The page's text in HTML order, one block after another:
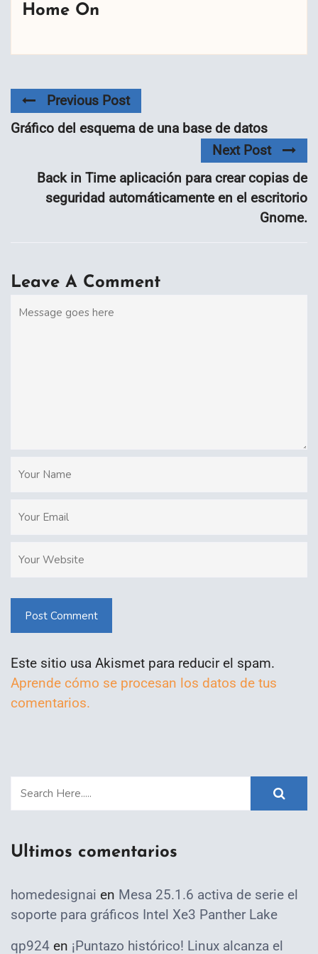
Home On
Previous Post
Gráfico del esquema de una base de datos
Next Post
Back in Time aplicación para crear copias de
seguridad automáticamente en el escritorio
Gnome.
Leave A Comment
Post Comment
Este sitio usa Akismet para reducir el spam.
Aprende cómo se procesan los datos de tus
comentarios.
Ultimos comentarios
homedesignai en Mesa 25.1.6 activa de serie el
soporte para gráficos Intel Xe3 Panther Lake
qp924 en ¡Puntazo histórico! Linux alcanza el